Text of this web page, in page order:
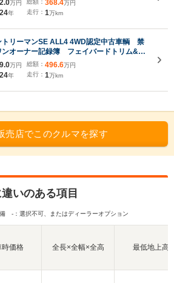
ス 追従式クルコン ブラックルーフ ハー
ハンドル&シートヒーター
万円
年
総額： 368.4万円
走行： 1万km
トリーマンSE ALL4 4WD認定中古車輌 禁
ンオーナー記録簿 フェイバードトリム&M
ジ グラデーション内装+専用装飾パーツ
ドミルAW+ハーマンカードン+ビンテージブ
ワーシート+プライバシーガラス
万円
年
総額： 496.6万円
走行： 1万km
売店でこのクルマを探す
いのある項目
備 -：選択不可、またはディーラーオプション
時価格 全長×全幅×全高 最低地上高